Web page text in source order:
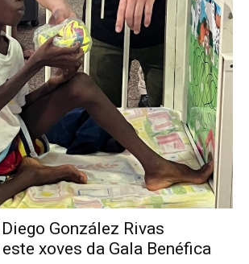
González Rivas
xoves da Gala Benéfica